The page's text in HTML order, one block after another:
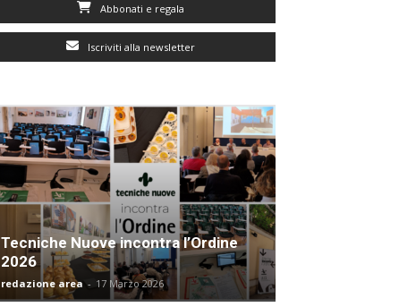
Abbonati e regala
Iscriviti alla newsletter
Tecniche Nuove incontra l’Ordine
2026
redazione area - 17 Marzo 2026